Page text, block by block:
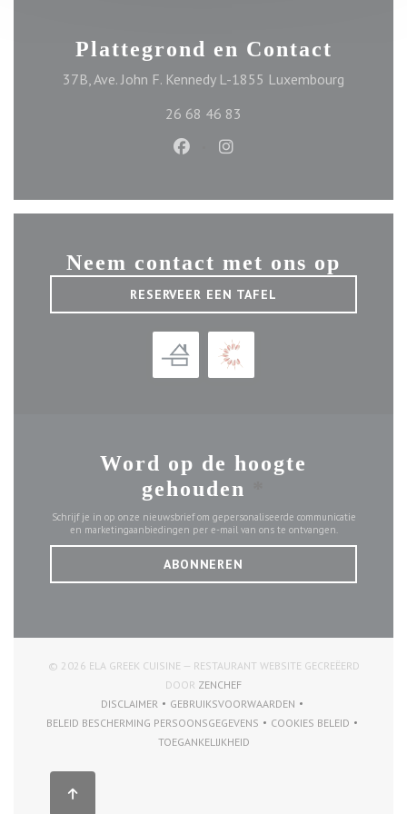
Plattegrond en Contact
37B, Ave. John F. Kennedy L-1855 Luxembourg
26 68 46 83
Facebook ((opent in een nieuw
Instagram ((opent in een
Neem contact met ons op
RESERVEER EEN TAFEL
Word op de hoogte
gehouden
Schrijf je in op onze nieuwsbrief om gepersonaliseerde communicatie
en marketingaanbiedingen per e-mail van ons te ontvangen.
ABONNEREN
© 2026 ELA GREEK CUISINE — RESTAURANT WEBSITE GECREËERD
DOOR ZENCHEF((OPENT IN EEN NIEUW VENSTER))
DISCLAIMER
((OPENT IN EEN NIEUW VENSTER))
GEBRUIKSVOORWAARDEN
((OPENT IN EEN NIEUW VENSTER))
BELEID BESCHERMING PERSOONSGEGEVENS
((OPENT IN EEN NIEUW VENSTER))
COOKIES BELEID
((OPENT IN EEN
TOEGANKELIJKHEID
((OPENT IN EEN NIEUW VENSTER))